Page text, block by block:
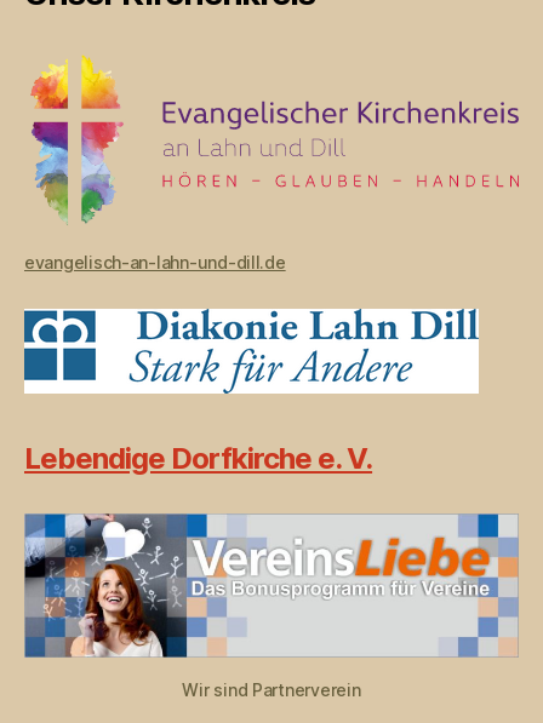
evangelisch-an-lahn-und-dill.de
Lebendige Dorfkirche e. V.
Wir sind Partnerverein